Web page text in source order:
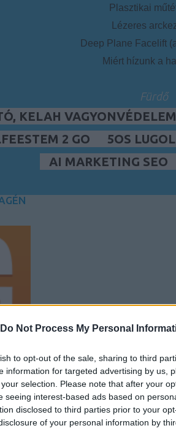
Do Not Process My Personal
to opt-out of the sale, sharing to third
information for targeted advertising by us,
selection. Please note that after your
seeing interest-based ads based on
disclosed to third parties prior to your
of your personal information by
Plasztikai
Lézeres
Deep Plane Facelift
Miért hízunk a
Fürdő
KELAH VAGYONVÉDELEM
2 GO
5OS LUGOL
AI MARKETING SEO